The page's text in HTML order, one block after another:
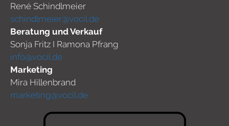
René Schindlmeier
schindlmeier@vocil.de
Beratung und Verkauf
Sonja Fritz I Ramona Pfrang
info@vocil.de
Marketing
Mira Hillenbrand
marketing@vocil.de